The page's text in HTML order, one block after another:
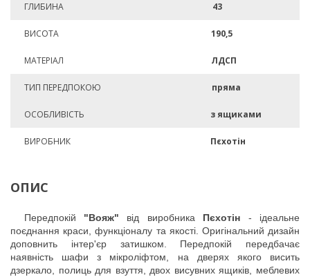
ГЛИБИНА 43
ВИСОТА 190,5
МАТЕРІАЛ ЛДСП
ТИП ПЕРЕДПОКОЮ пряма
ОСОБЛИВІСТЬ з ящиками
ВИРОБНИК Пєхотін
ОПИС
Передпокій "Вояж" від виробника Пєхотін - ідеальне
поєднання краси, функціоналу та якості. Оригінальний дизайн
доповнить інтер'єр затишком. Передпокій передбачає
наявність шафи з мікроліфтом, на дверях якого висить
дзеркало, полиць для взуття, двох висувних ящиків, меблевих